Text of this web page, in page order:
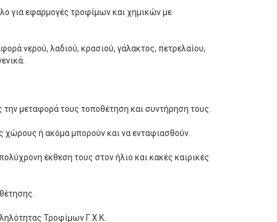
για εφαρμογές τροφίμων και χημικών με
νερού, λαδιού, κρασιού, γάλακτος, πετρελαίου,
μεταφορά τους τοποθέτηση και συντήρηση τους.
χώρους ή ακόμα μπορούν και να ενταφιασθούν.
έκθεση τους στον ήλιο και κακές καιρικές
Τροφίμων Γ.Χ.Κ.